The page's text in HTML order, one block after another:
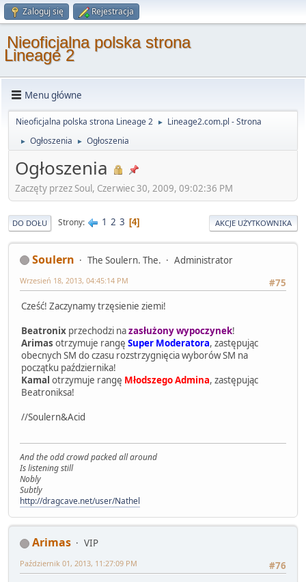
Zaloguj się Rejestracja
Nieoficjalna polska strona
Lineage 2
Menu główne
Nieoficjalna polska strona Lineage 2 ► Lineage2.com.pl - Strona
► Ogłoszenia ► Ogłoszenia
Ogłoszenia
Zaczęty przez Soul, Czerwiec 30, 2009, 09:02:36 PM
DO DOŁU Strony 1 2 3 4 AKCJE UŻYTKOWNIKA
Soulern The Soulern. The.
Administrator
#75
Wrzesień 18, 2013, 04:45:14 PM
Cześć! Zaczynamy trzęsienie ziemi!
Beatronix przechodzi nazasłużony wypoczynek!
Arimas otrzymuje rangę Super Moderatora, zastępując
obecnych SM do czasu rozstrzygnięcia wyborów SM na
początku października!
Kamal otrzymuje rangę Młodszego Admina, zastępując
Beatroniksa!
//Soulern&Acid
And the odd crowd packed all around
Is listening still
Nobly
Subtly
http://dragcave.net/user/Nathel
Arimas
VIP
#76
Październik 01, 2013, 11:27:09 PM